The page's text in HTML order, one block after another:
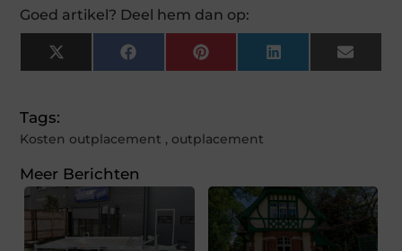
Goed artikel? Deel hem dan op:
X
(Twitter)
FacebookPinterestLinkedInEmail
Tags:
Kosten outplacement , outplacement
Meer Berichten